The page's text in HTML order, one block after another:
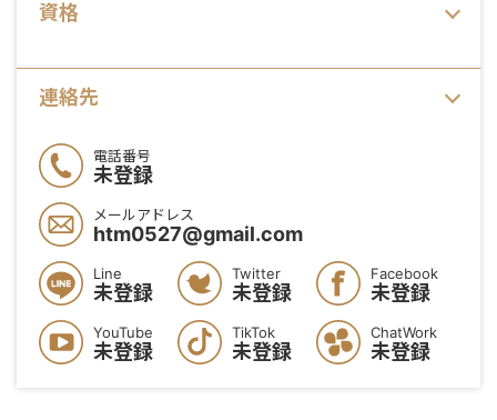
資格
連絡先
電話番号
未登録
メールアドレス
htm0527@gmail.com
Line
未登録
Twitter
未登録
Facebook
未登録
YouTube
未登録
TikTok
未登録
ChatWork
未登録